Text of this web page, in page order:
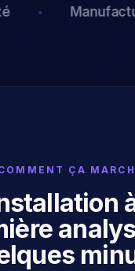
ÇA